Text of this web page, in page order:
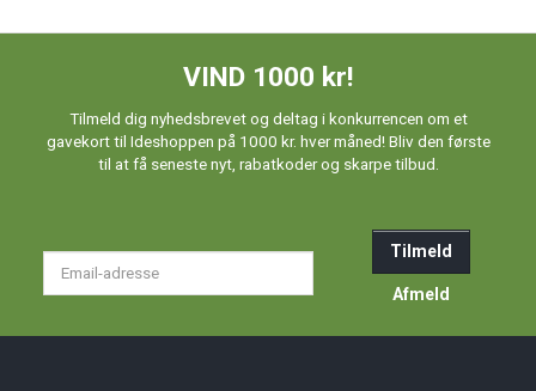
VIND 1000 kr!
Tilmeld dig nyhedsbrevet og deltag i konkurrencen om et
gavekort til Ideshoppen på 1000 kr. hver måned! Bliv den første
til at få seneste nyt, rabatkoder og skarpe tilbud.
Tilmeld
Afmeld